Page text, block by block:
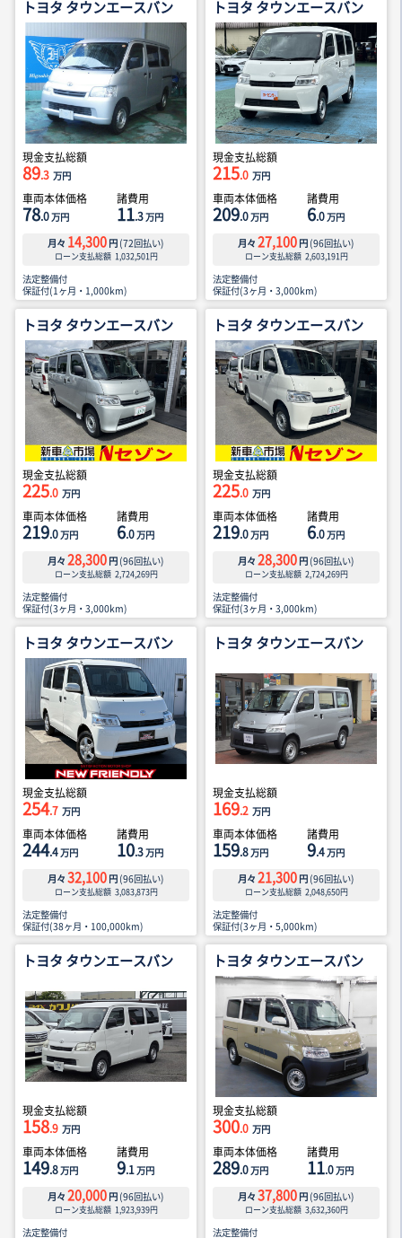
トヨタ タウンエースバン
現金支払総額
89.3 万円
車両本体価格
78.0万円
諸費用
11.3万円
月々 14,300 円 (72回払い)
ローン支払総額 1,032,501円
法定整備付
保証付(1ヶ月・1,000km)
トヨタ タウンエースバン
現金支払総額
215.0 万円
車両本体価格
209.0万円
諸費用
6.0万円
月々 27,100 円 (96回払い)
ローン支払総額 2,603,191円
法定整備付
保証付(3ヶ月・3,000km)
トヨタ タウンエースバン
現金支払総額
225.0 万円
車両本体価格
219.0万円
諸費用
6.0万円
月々 28,300 円 (96回払い)
ローン支払総額 2,724,269円
法定整備付
保証付(3ヶ月・3,000km)
トヨタ タウンエースバン
現金支払総額
225.0 万円
車両本体価格
219.0万円
諸費用
6.0万円
月々 28,300 円 (96回払い)
ローン支払総額 2,724,269円
法定整備付
保証付(3ヶ月・3,000km)
トヨタ タウンエースバン
現金支払総額
254.7 万円
車両本体価格
244.4万円
諸費用
10.3万円
月々 32,100 円 (96回払い)
ローン支払総額 3,083,873円
法定整備付
保証付(38ヶ月・100,000km)
トヨタ タウンエースバン
現金支払総額
169.2 万円
車両本体価格
159.8万円
諸費用
9.4万円
月々 21,300 円 (96回払い)
ローン支払総額 2,048,650円
法定整備付
保証付(3ヶ月・5,000km)
トヨタ タウンエースバン
現金支払総額
158.9 万円
車両本体価格
149.8万円
諸費用
9.1万円
月々 20,000 円 (96回払い)
ローン支払総額 1,923,939円
法定整備付
トヨタ タウンエースバン
現金支払総額
300.0 万円
車両本体価格
289.0万円
諸費用
11.0万円
月々 37,800 円 (96回払い)
ローン支払総額 3,632,360円
法定整備付